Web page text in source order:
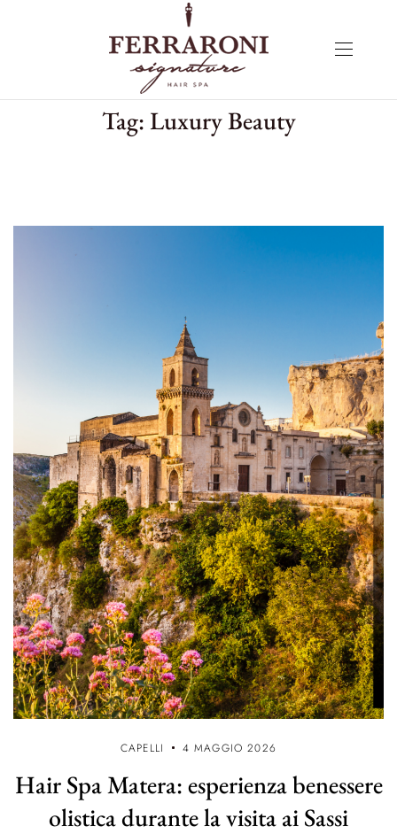
Tag:Luxury Beauty
CAPELLI 4 MAGGIO 2026
Hair Spa Matera: esperienza benessere
olistica durante la visita ai Sassi